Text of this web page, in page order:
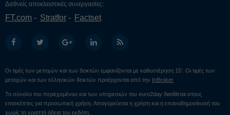
Διεθνείς αποκλειστικές συνεργασίες:
FT.com Stratfor Factset
Οι τιμές των μετοχών και των δεικτών εμφανίζονται με καθυστέρηση 15’. Οι τιμές των
μετοχών και των ελληνικών δεικτών προέρχονται από την InBroker
Το σύνολο του περιεχομένου και των υπηρεσιών του euro2day διατίθεται στους
επισκέπτες για προσωπική χρήση. Απαγορεύεται η χρήση και η επαναδημοσίευσή του
χωρίς τη γραπτή άδεια του εκδότη.